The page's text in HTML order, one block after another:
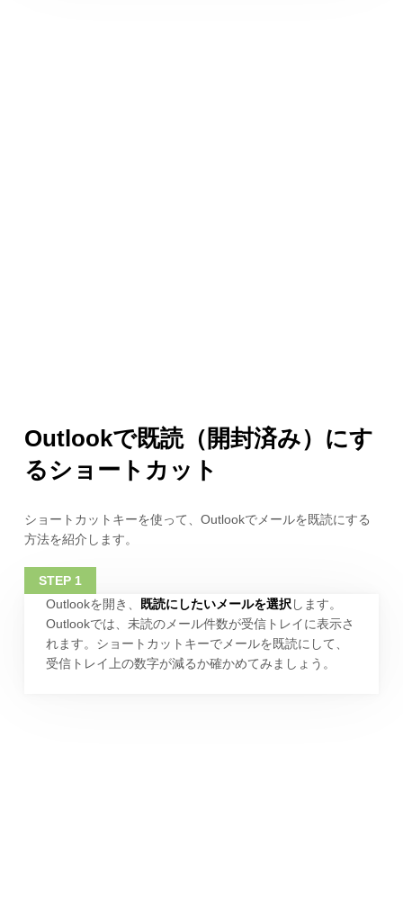
Outlookで既読（開封済み）にす
るショートカット
ショートカットキーを使って、Outlookでメールを既読にする
方法を紹介します。
Outlookを開き、 既読にしたいメールを選択 します。
Outlookでは、未読のメール件数が受信トレイに表示さ
れます。ショートカットキーでメールを既読にして、
受信トレイ上の数字が減るか確かめてみましょう。